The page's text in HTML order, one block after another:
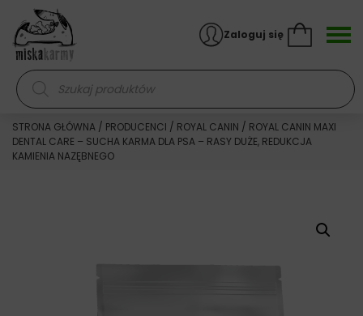
Skocz do treści
Wyszukiwarka produktów
Zaloguj się
STRONA GŁÓWNA / PRODUCENCI / ROYAL CANIN / ROYAL CANIN MAXI
DENTAL CARE – SUCHA KARMA DLA PSA – RASY DUŻE, REDUKCJA
KAMIENIA NAZĘBNEGO